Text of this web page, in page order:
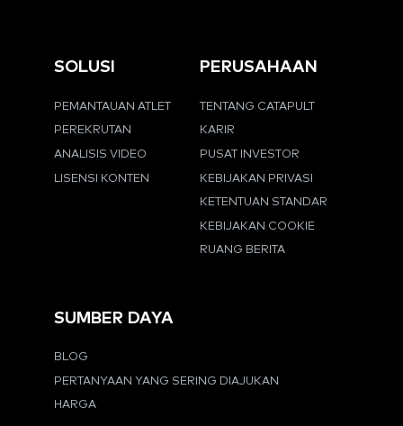
SOLUSI
PEMANTAUAN ATLET
PEREKRUTAN
ANALISIS VIDEO
LISENSI KONTEN
PERUSAHAAN
TENTANG CATAPULT
KARIR
PUSAT INVESTOR
KEBIJAKAN PRIVASI
KETENTUAN STANDAR
KEBIJAKAN COOKIE
RUANG BERITA
SUMBER DAYA
BLOG
PERTANYAAN YANG SERING DIAJUKAN
HARGA